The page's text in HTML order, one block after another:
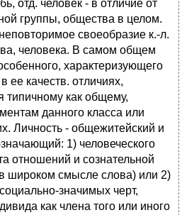
отд. человек - в отличие от
группы, общества в целом.
своеобразие к.-л.
человека. В самом общем
характеризующего
ее качеств. отличиях,
типичному как общему,
данного класса или
Личность - общежитейский и
1) человеческого
отношений и сознательной
широком смысле слова) или 2)
значимых черт,
как члена того или иного